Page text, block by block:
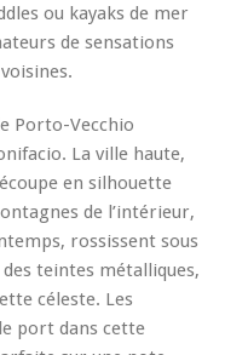
ou kayaks de mer
de sensations
Porto-Vecchio
La ville haute,
en silhouette
de l’intérieur,
rossissent sous
teintes métalliques,
céleste. Les
port dans cette